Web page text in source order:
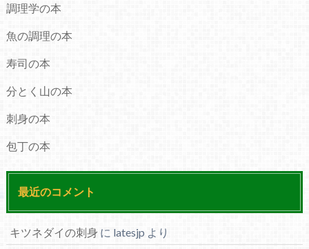
調理学の本
魚の調理の本
寿司の本
分とく山の本
刺身の本
包丁の本
最近のコメント
キツネダイの刺身 に latesjp より